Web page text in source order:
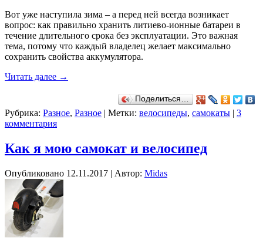
Вот уже наступила зима – а перед ней всегда возникает
вопрос: как правильно хранить литиево-ионные батареи в
течение длительного срока без эксплуатации. Это важная
тема, потому что каждый владелец желает максимально
сохранить свойства аккумулятора.
Читать далее →
Поделиться…
Рубрика: Разное, Разное | Метки: велосипеды, самокаты | 3
комментария
Как я мою самокат и велосипед
Опубликовано 12.11.2017 | Автор: Midas